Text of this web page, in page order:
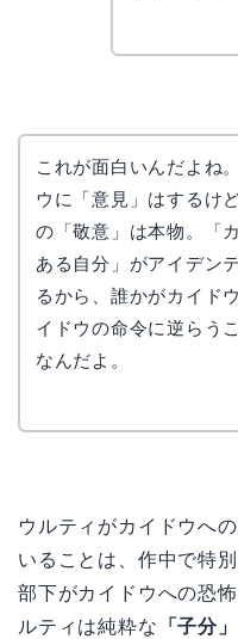
これが面白いんだよね
ウに「意見」はするけ
の「敬意」は本物。「
ある自分」がアイデン
るから、誰かがカイド
イドウの命令に逆らう
なんだよ。
ウルティがカイドウへ
いることは、作中で特
部下がカイドウへの恐
ルティは純粋な 「子分